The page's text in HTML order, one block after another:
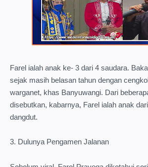
Farel ialah anak ke- 3 dari 4 saudara.
sejak masih belasan tahun dengan
warganet, khas Banyuwangi. Dari
disebutkan, kabarnya, Farel ialah anak
dangdut.
3. Dulunya Pengamen Jalanan